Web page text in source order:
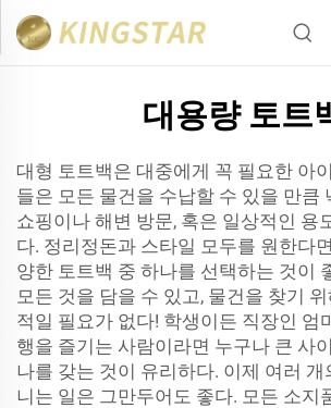
대용량 토트
대형 토트백은 대중에게 꼭 필요한 아
들은 모든 물건을 수납할 수 있을 만큼
쇼핑이나 해변 방문, 혹은 일상적인 용
다. 정리정돈과 스타일 모두를 원한다
양한 토트백 중 하나를 선택하는 것이
모든 것을 담을 수 있고, 물건을 찾기
적일 필요가 없다! 학생이든 직장인 엄
행을 즐기는 사람이라면 누구나 큰 사
나를 갖는 것이 유리하다. 이제 여러
니는 일은 그만두어도 좋다. 모든 소지